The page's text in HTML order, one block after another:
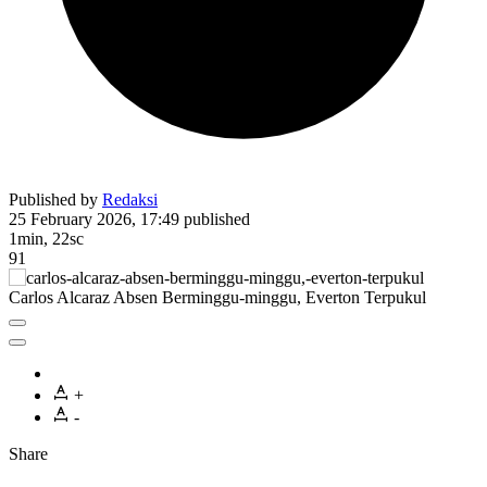
Published by Redaksi
25 February 2026, 17:49 published
1min, 22sc
91
Carlos Alcaraz Absen Berminggu-minggu, Everton Terpukul
+
-
Share